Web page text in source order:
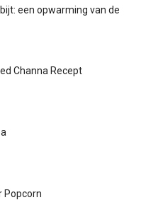
een opwarming van de
Channa Recept
Popcorn